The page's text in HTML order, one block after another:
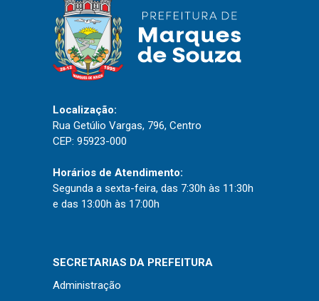
Localização:
Rua Getúlio Vargas, 796, Centro
CEP: 95923-000
Horários de Atendimento:
Segunda a sexta-feira, das 7:30h às 11:30h
e das 13:00h às 17:00h
SECRETARIAS DA PREFEITURA
Administração